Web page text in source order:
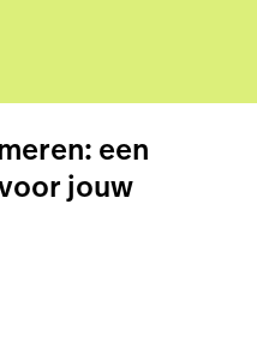
een
jouw